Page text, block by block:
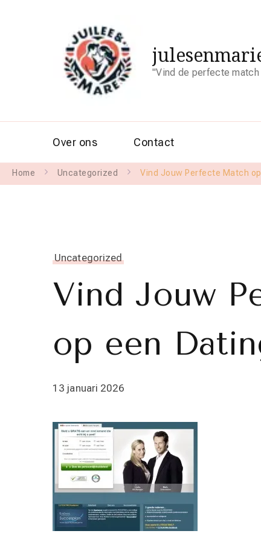
"Vind de perfecte match
Over ons Contact
Home Uncategorized Vind Jouw Perfecte Match
Uncategorized
Vind Jouw
op een
13 januari 2026